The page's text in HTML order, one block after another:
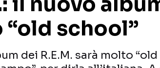
school”
dei R.E.M. sarà molto “old